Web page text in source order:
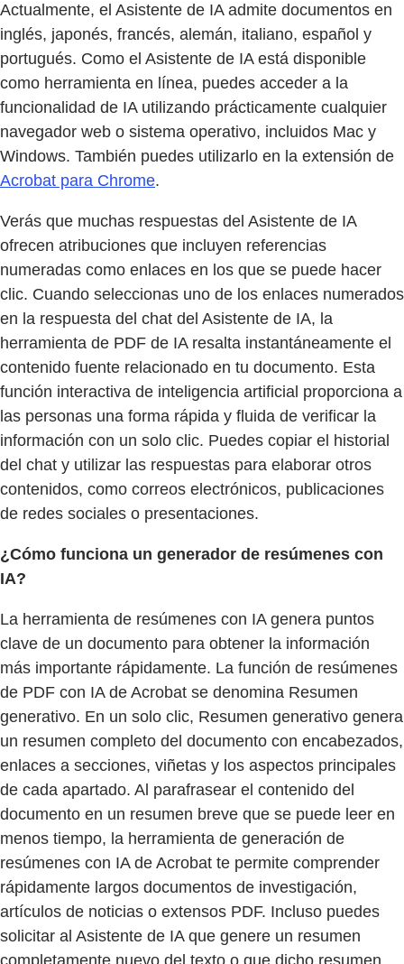
Actualmente, el Asistente de IA admite documentos en
inglés, japonés, francés, alemán, italiano, español y
portugués. Como el Asistente de IA está disponible
como herramienta en línea, puedes acceder a la
funcionalidad de IA utilizando prácticamente cualquier
navegador web o sistema operativo, incluidos Mac y
Windows. También puedes utilizarlo en la extensión de
Acrobat para Chrome.
Verás que muchas respuestas del Asistente de IA
ofrecen atribuciones que incluyen referencias
numeradas como enlaces en los que se puede hacer
clic. Cuando seleccionas uno de los enlaces numerados
en la respuesta del chat del Asistente de IA, la
herramienta de PDF de IA resalta instantáneamente el
contenido fuente relacionado en tu documento. Esta
función interactiva de inteligencia artificial proporciona a
las personas una forma rápida y fluida de verificar la
información con un solo clic. Puedes copiar el historial
del chat y utilizar las respuestas para elaborar otros
contenidos, como correos electrónicos, publicaciones
de redes sociales o presentaciones.
¿Cómo funciona un generador de resúmenes con
IA?
La herramienta de resúmenes con IA genera puntos
clave de un documento para obtener la información
más importante rápidamente. La función de resúmenes
de PDF con IA de Acrobat se denomina Resumen
generativo. En un solo clic, Resumen generativo genera
un resumen completo del documento con encabezados,
enlaces a secciones, viñetas y los aspectos principales
de cada apartado. Al parafrasear el contenido del
documento en un resumen breve que se puede leer en
menos tiempo, la herramienta de generación de
resúmenes con IA de Acrobat te permite comprender
rápidamente largos documentos de investigación,
artículos de noticias o extensos PDF. Incluso puedes
solicitar al Asistente de IA que genere un resumen
completamente nuevo del texto o que dicho resumen